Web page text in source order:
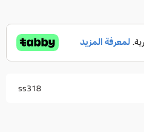
ss318